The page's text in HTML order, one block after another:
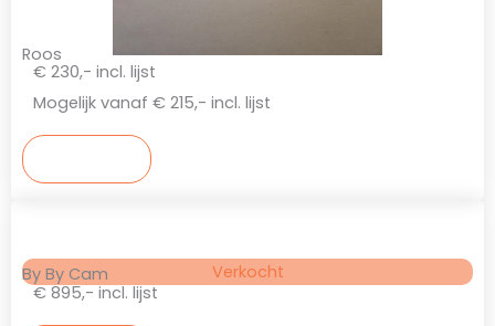
Roos
€ 230,- incl. lijst
Mogelijk vanaf € 215,- incl. lijst
Verkocht
By By Cam
€ 895,- incl. lijst